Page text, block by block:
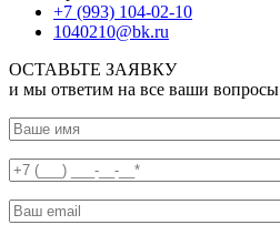
+7 (993) 104-02-10
1040210@bk.ru
ОСТАВЬТЕ ЗАЯВКУ
и мы ответим на все ваши вопросы